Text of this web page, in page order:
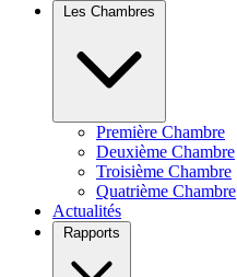
Première Chambre
Deuxième Chambre
Troisième Chambre
Quatrième Chambre
Actualités